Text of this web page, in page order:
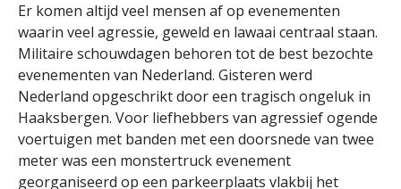
Er komen altijd veel mensen af op evenementen
waarin veel agressie, geweld en lawaai centraal staan.
Militaire schouwdagen behoren tot de best bezochte
evenementen van Nederland. Gisteren werd
Nederland opgeschrikt door een tragisch ongeluk in
Haaksbergen. Voor liefhebbers van agressief ogende
voertuigen met banden met een doorsnede van twee
meter was een monstertruck evenement
georganiseerd op een parkeerplaats vlakbij het